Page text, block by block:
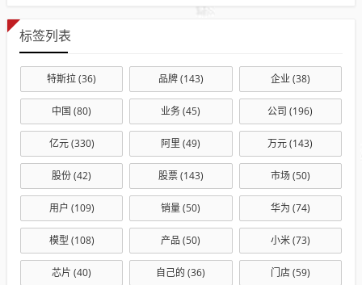
标签列表
特斯拉(36) 品牌(143) 企业(38)
中国 (80) 业务(45) 公司 (196)
亿元(330) 阿里 (49) 万元(143)
股份(42) 股票(143) 市场(50)
用户 (109) 销量(50) 华为 (74)
模型 (108) 产品 (50) 小米(73)
芯片 (40) 自己的 (36) 门店(59)